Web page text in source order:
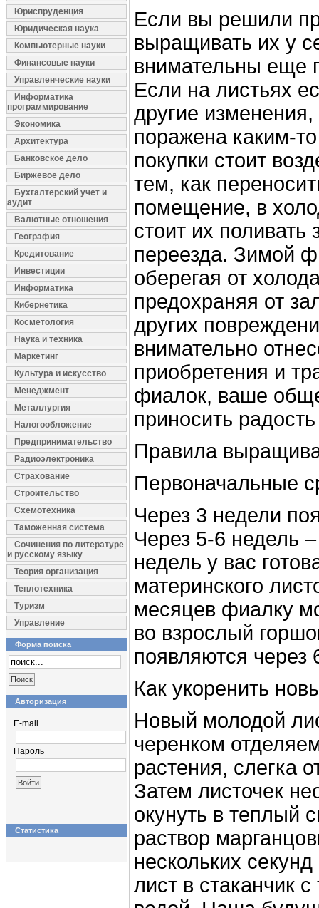
Юриспруденция
Юридическая наука
Компьютерные науки
Финансовые науки
Управленческие науки
Информатика
программирование
Экономика
Архитектура
Банковское дело
Биржевое дело
Бухгалтерский учет и
аудит
Валютные отношения
География
Кредитование
Инвестиции
Информатика
Кибернетика
Косметология
Наука и техника
Маркетинг
Культура и искусство
Менеджмент
Металлургия
Налогообложение
Предпринимательство
Радиоэлектроника
Страхование
Строительство
Схемотехника
Таможенная система
Сочинения по литературе
и русскому языку
Теория организация
Теплотехника
Туризм
Управление
Форма поиска
Авторизация
E-mail
Пароль
Статистика
Если вы решили
выращивать их у
внимательны еще
Если на листьях
другие изменения,
поражена каким-
покупки стоит
тем, как
помещение, в
стоит их поливать
переезда. Зимой
оберегая от
предохраняя от
других
внимательно
приобретения и
фиалок, ваше
приносить
Правила
Первоначальные
Через 3 недели
Через 5-6 недель
недель у вас
материнского
месяцев фиалку
во взрослый
появляются через
Как укоренить
Новый молодой
черенком
растения, слегка
Затем листочек
окунуть в теплый
раствор
нескольких
лист в стаканчик